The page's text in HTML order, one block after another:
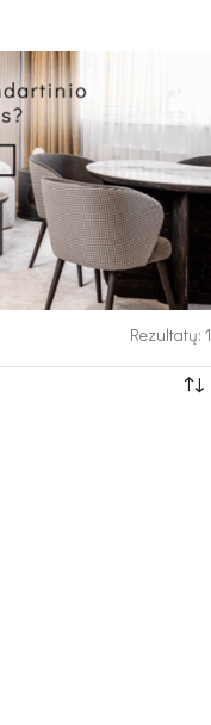
Rezultatų: 1